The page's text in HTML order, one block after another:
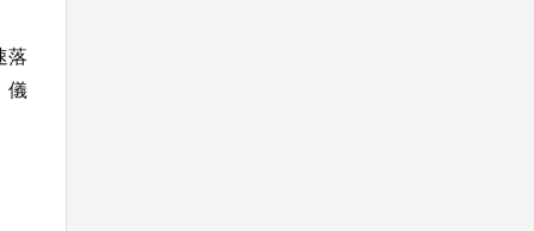
落
儀